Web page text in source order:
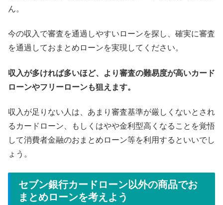
ん。
今の収入で審査を通過しやすいローンを探し、確実に審査
を通過しておまとめローンを実現してください。
収入が多ければ多いほど、より審査の難易度が高いカード
ローンやフリーローンも狙えます。
収入が足りない人は、あまり審査基準が厳しくないとされ
るカードローン、もしくはやや金利型高くなることを覚悟
して消費者金融のおまとめローン等を利用するといいでし
ょう。
セブン銀行カードローン以外の商品でお
まとめローンを考えよう